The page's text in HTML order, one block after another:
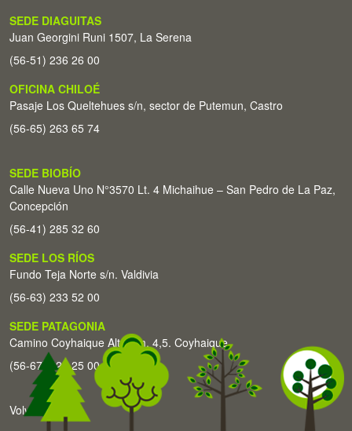
SEDE DIAGUITAS
Juan Georgini Runi 1507, La Serena
(56-51) 236 26 00
OFICINA CHILOÉ
Pasaje Los Queltehues s/n, sector de Putemun, Castro
(56-65) 263 65 74
SEDE BIOBÍO
Calle Nueva Uno N°3570 Lt. 4 Michaihue – San Pedro de La Paz,
Concepción
(56-41) 285 32 60
SEDE LOS RÍOS
Fundo Teja Norte s/n. Valdivia
(56-63) 233 52 00
SEDE PATAGONIA
Camino Coyhaique Alto Km. 4,5. Coyhaique
(56-67) 226 25 00
Volver arriba